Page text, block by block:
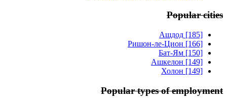
Popular cities
Ашдод [185]
Ришон-ле-Цион [166]
Бат-Ям [150]
Ашкелон [149]
Холон [149]
Popular types of employment